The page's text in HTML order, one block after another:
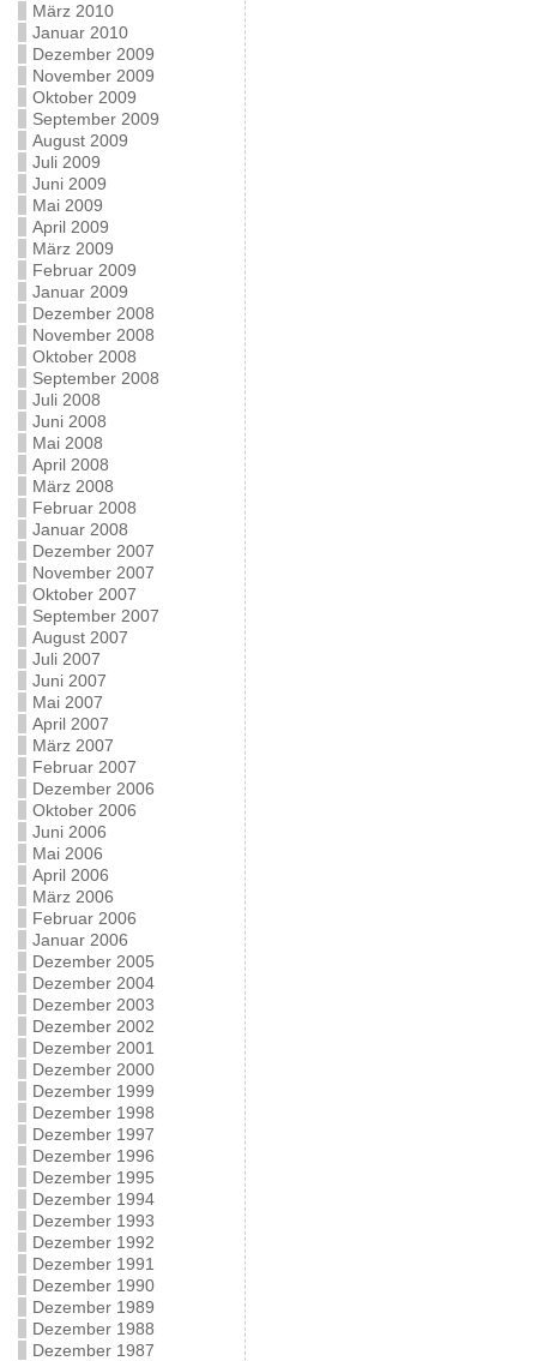
März 2010
Januar 2010
Dezember 2009
November 2009
Oktober 2009
September 2009
August 2009
Juli 2009
Juni 2009
Mai 2009
April 2009
März 2009
Februar 2009
Januar 2009
Dezember 2008
November 2008
Oktober 2008
September 2008
Juli 2008
Juni 2008
Mai 2008
April 2008
März 2008
Februar 2008
Januar 2008
Dezember 2007
November 2007
Oktober 2007
September 2007
August 2007
Juli 2007
Juni 2007
Mai 2007
April 2007
März 2007
Februar 2007
Dezember 2006
Oktober 2006
Juni 2006
Mai 2006
April 2006
März 2006
Februar 2006
Januar 2006
Dezember 2005
Dezember 2004
Dezember 2003
Dezember 2002
Dezember 2001
Dezember 2000
Dezember 1999
Dezember 1998
Dezember 1997
Dezember 1996
Dezember 1995
Dezember 1994
Dezember 1993
Dezember 1992
Dezember 1991
Dezember 1990
Dezember 1989
Dezember 1988
Dezember 1987